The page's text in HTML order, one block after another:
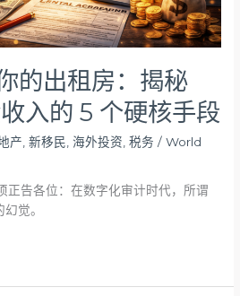
的出租房：揭秘
入的 5 个硬核手段
产 ,新移民 ,海外投资 ,税务 /World
正告各位：在数字化审计时代，所谓
觉。